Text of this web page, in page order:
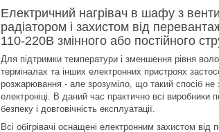
Електричний нагрівач в шафу з
радіатором і захистом від
110-220В змінного або постійного
Для підтримки температури і зменшення рівня
терміналах та інших електронних пристроях
розжарювання - але зрозуміло, що такий спосіб
електроніці. В даний час практично всі виробники
безпеку і довговічність експлуатації.
Всі обігрівачі оснащені електронним захистом від